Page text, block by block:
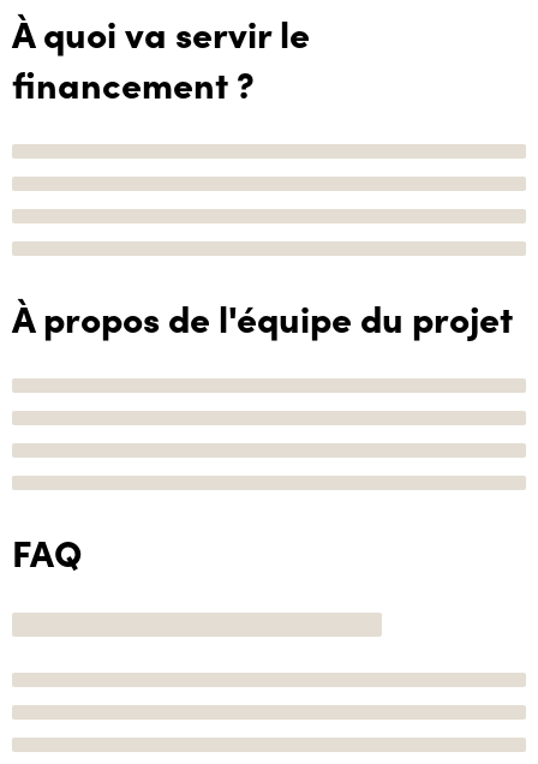
À quoi va servir le
financement ?
À propos de l'équipe du projet
FAQ